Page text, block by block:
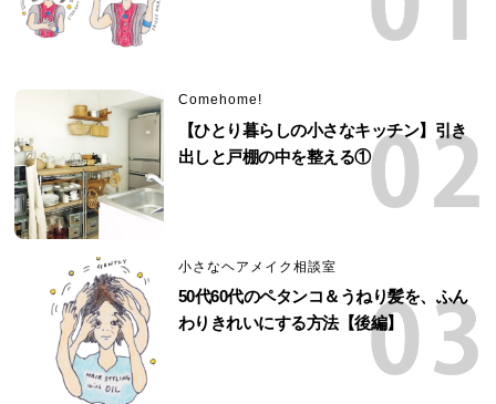
Comehome!
【ひとり暮らしの小さなキッチン】引き
出しと戸棚の中を整える①
小さなヘアメイク相談室
50代60代のペタンコ＆うねり髪を、ふん
わりきれいにする方法【後編】